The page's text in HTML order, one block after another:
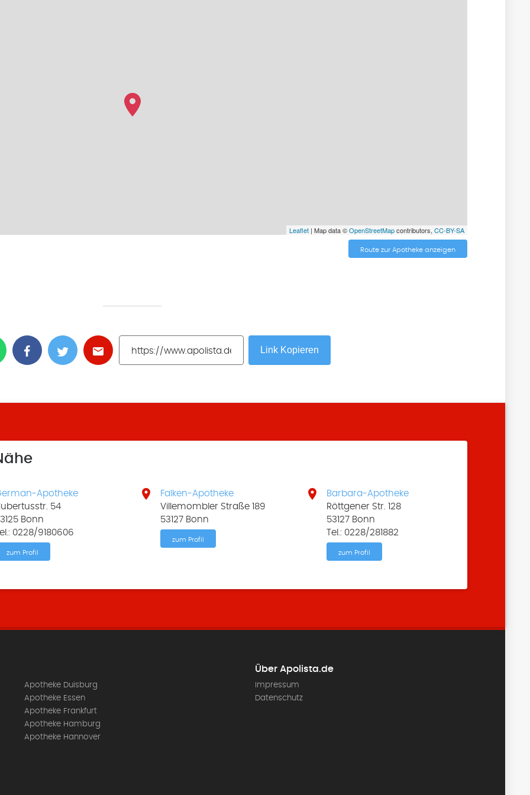
Leaflet| Map data ©OpenStreetMapcontributors, CC-BY-SA
Route zur Apotheke anzeigen
Link Kopieren
Apotheke
54
Bonn
0228/9180606
zum Profil

Falken-Apotheke
Villemombler Straße 189
53127 Bonn
zum Profil

Barbara-Apotheke
Röttgener Str. 128
53127 Bonn
Tel.: 0228/281882
zum Profil
Apotheke Duisburg
Apotheke Essen
Apotheke Frankfurt
Apotheke Hamburg
Apotheke Hannover
Über Apolista.de
Impressum
Datenschutz